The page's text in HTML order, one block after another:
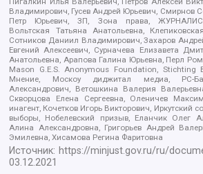
Владимирович, Гусев Андрей Юрьевич, Смирнов
Петр Юрьевич, ЗП, Зона права,
Вольтская Татьяна Анатольевна,
Сотников Даниил Владимирович, Захаров
Евгений Алексеевич, Сурначева Елизавета
Анатольевна, Арапова Галина Юрьевна, Перл
Mason G.E.S. Anonymous Foundation,
Мнение, Москоу диджитал медиа, РС-
Александрович, Ветошкина Валерия
Скворцова Елена Сергеевна, Оленичев
инагент, Кочетков Игорь Викторович, Иркутский
выборы, Нобелевский призыв, Еланчик Олег
Алина Александровна, Григорьев Андрей
Эмилевна, Хисамова Регина Фаритовна
Источник: https://minjust.gov.ru/ru/
03.12.2021